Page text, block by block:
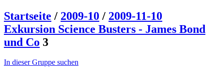
Startseite / 2009-10 / 2009-11-10
Exkursion Science Busters - James Bond
und Co 3
In dieser Gruppe suchen